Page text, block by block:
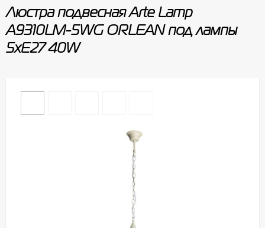
Люстра подвесная Arte Lamp
A9310LM-5WG ORLEAN под лампы
5xE27 40W